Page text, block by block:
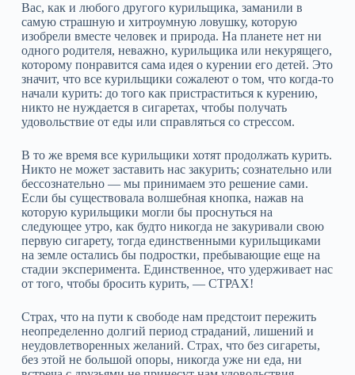
Вас, как и любого другого курильщика, заманили в
самую страшную и хитроумную ловушку, которую
изобрели вместе человек и природа. На планете нет ни
одного родителя, неважно, курильщика или некурящего,
которому понравится сама идея о курении его детей. Это
значит, что все курильщики сожалеют о том, что когда‑то
начали курить: до того как пристраститься к курению,
никто не нуждается в сигаретах, чтобы получать
удовольствие от еды или справляться со стрессом.
В то же время все курильщики хотят продолжать курить.
Никто не может заставить нас закурить; сознательно или
бессознательно — мы принимаем это решение сами.
Если бы существовала волшебная кнопка, нажав на
которую курильщики могли бы проснуться на
следующее утро, как будто никогда не закуривали свою
первую сигарету, тогда единственными курильщиками
на земле остались бы подростки, пребывающие еще на
стадии эксперимента. Единственное, что удерживает нас
от того, чтобы бросить курить, — СТРАХ!
Страх, что на пути к свободе нам предстоит пережить
неопределенно долгий период страданий, лишений и
неудовлетворенных желаний. Страх, что без сигареты,
без этой не большой опоры, никогда уже ни еда, ни